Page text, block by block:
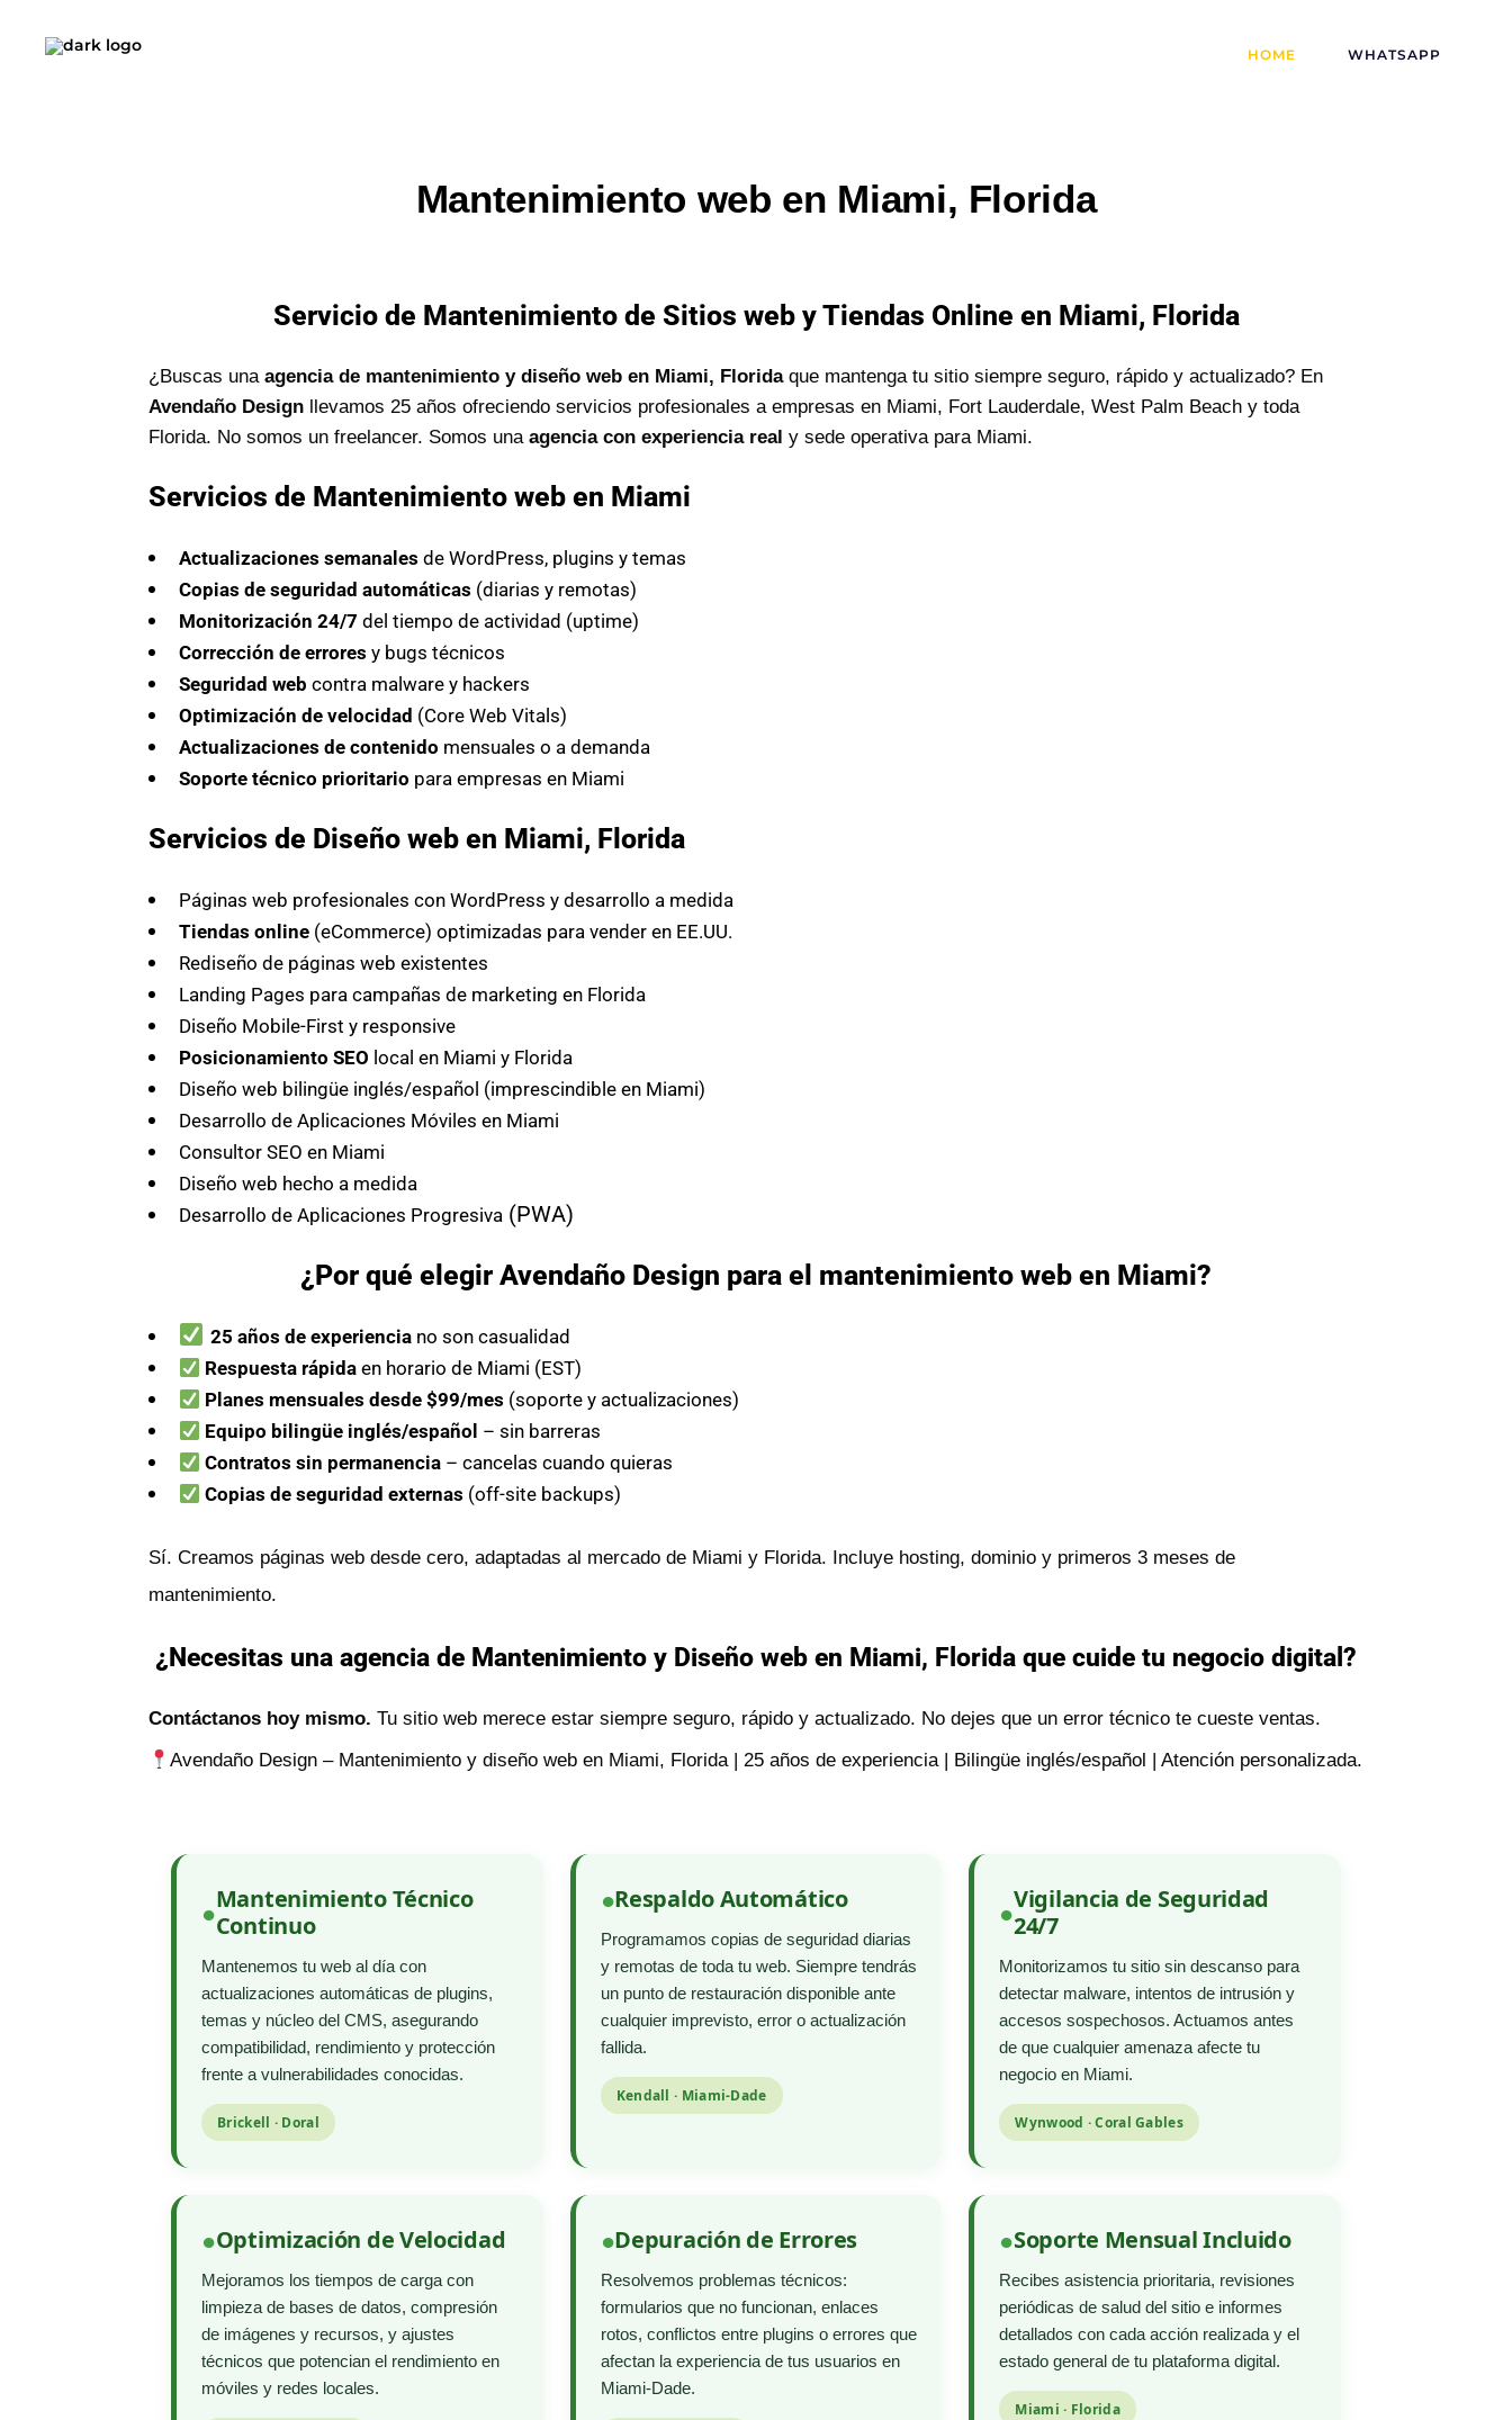
HOME WHATSAPP
Mantenimiento web en Miami, Florida
Servicio de Mantenimiento de Sitios web y Tiendas Online en Miami, Florida
¿Buscas una agencia de mantenimiento y diseño web en Miami, Floridaque mantenga tu sitio siempre seguro, rápido y actualizado? En
Avendaño Design llevamos 25 años ofreciendo servicios profesionales a empresas en Miami, Fort Lauderdale, West Palm Beach y toda
Florida. No somos un freelancer. Somos una agencia con experiencia real y sede operativa para Miami.
Servicios de Mantenimiento web en Miami
Actualizaciones semanales de WordPress, plugins y temas
Copias de seguridad automáticas (diarias y remotas)
Monitorización 24/7 del tiempo de actividad (uptime)
Corrección de errores y bugs técnicos
Seguridad web contra malware y hackers
Optimización de velocidad (Core Web Vitals)
Actualizaciones de contenido mensuales o a demanda
Soporte técnico prioritario para empresas en Miami
Servicios de Diseño web en Miami, Florida
Páginas web profesionales con WordPress y desarrollo a medida
Tiendas online (eCommerce) optimizadas para vender en EE.UU.
Rediseño de páginas web existentes
Landing Pages para campañas de marketing en Florida
Diseño Mobile-First y responsive
Posicionamiento SEO local en Miami y Florida
Diseño web bilingüe inglés/español (imprescindible en Miami)
Desarrollo de Aplicaciones Móviles en Miami
Consultor SEO en Miami
Diseño web hecho a medida
Desarrollo de Aplicaciones Progresiva (PWA)
¿Por qué elegir Avendaño Design para el mantenimiento web en Miami?
25 años de experienciano son casualidad
Respuesta rápida en horario de Miami (EST)
Planes mensuales desde $99/mes (soporte y actualizaciones)
Equipo bilingüe inglés/español – sin barreras
Contratos sin permanencia – cancelas cuando quieras
Copias de seguridad externas (off-site backups)
Sí. Creamos páginas web desde cero, adaptadas al mercado de Miami y Florida. Incluye hosting, dominio y primeros 3 meses de
mantenimiento.
¿Necesitas una agencia de Mantenimiento y Diseño web en Miami, Florida que cuide tu negocio digital?
Contáctanos hoy mismo. Tu sitio web merece estar siempre seguro, rápido y actualizado. No dejes que un error técnico te cueste ventas.
Avendaño Design – Mantenimiento y diseño web en Miami, Florida | 25 años de experiencia | Bilingüe inglés/español | Atención personalizada.
Mantenimiento Técnico
Continuo
Mantenemos tu web al día con
actualizaciones automáticas de plugins,
temas y núcleo del CMS, asegurando
compatibilidad, rendimiento y protección
frente a vulnerabilidades conocidas.
Brickell · Doral
Respaldo Automático
Programamos copias de seguridad diarias
y remotas de toda tu web. Siempre tendrás
un punto de restauración disponible ante
cualquier imprevisto, error o actualización
fallida.
Kendall · Miami-Dade
Vigilancia de Seguridad
24/7
Monitorizamos tu sitio sin descanso para
detectar malware, intentos de intrusión y
accesos sospechosos. Actuamos antes
de que cualquier amenaza afecte tu
negocio en Miami.
Wynwood · Coral Gables
Optimización de Velocidad
Mejoramos los tiempos de carga con
limpieza de bases de datos, compresión
de imágenes y recursos, y ajustes
técnicos que potencian el rendimiento en
móviles y redes locales.
Depuración de Errores
Resolvemos problemas técnicos:
formularios que no funcionan, enlaces
rotos, conflictos entre plugins o errores que
afectan la experiencia de tus usuarios en
Miami-Dade.
Soporte Mensual Incluido
Recibes asistencia prioritaria, revisiones
periódicas de salud del sitio e informes
detallados con cada acción realizada y el
estado general de tu plataforma digital.
Miami · Florida